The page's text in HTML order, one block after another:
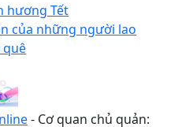
hương Tết
của những người lao
quê
- Cơ quan chủ quản: